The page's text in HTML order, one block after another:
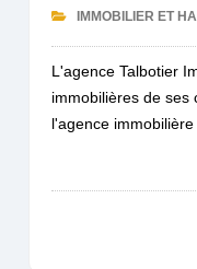
IMMOBILIER ET
L'agence Talbotier
immobilières de ses
l'agence immobilière